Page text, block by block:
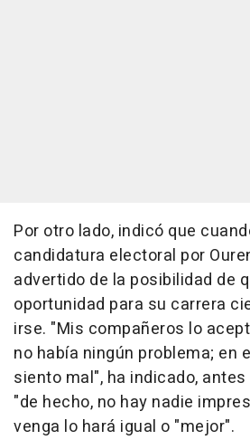
Por otro lado, indicó que
candidatura electoral por
advertido de la posibilidad de
oportunidad para su carrera
irse. "Mis compañeros lo
no había ningún problema; en
siento mal", ha indicado,
"de hecho, no hay nadie
venga lo hará igual o "mejor".